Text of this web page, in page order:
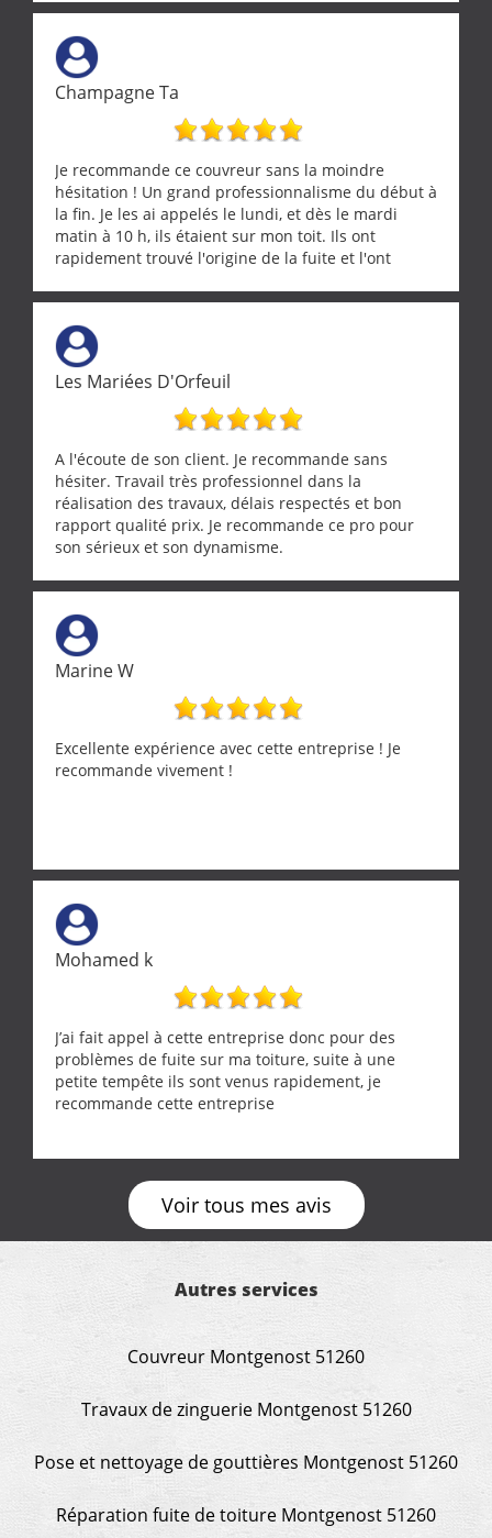
tourterelle et s’est ensuite patiemment occupé de
l’oiseau jusqu’à ce qu’il reprenne ses esprits et
puisse s’envoler. Après quoi il a procédé au
ramonage de notre insert avec dextérité et une
grande propreté, nous gratifiant également de
nombreux conseils concernant d’autres sujets. Un
entrepreneur comme on souhaite en rencontrer.
Encore un grand merci à lui.
Champagne Ta
Je recommande ce couvreur sans la moindre
hésitation ! Un grand professionnalisme du début à
la fin. Je les ai appelés le lundi, et dès le mardi
matin à 10 h, ils étaient sur mon toit. Ils ont
rapidement trouvé l'origine de la fuite et l'ont
Une équipe sérieuse, réactive et compétente. C'est
vraiment rassurant de pouvoir compter sur des
artisans aussi professionnels. Merci encore !
Les Mariées D'Orfeuil
A l'écoute de son client. Je recommande sans
hésiter. Travail très professionnel dans la
réalisation des travaux, délais respectés et bon
rapport qualité prix. Je recommande ce pro pour
son sérieux et son dynamisme.
Marine W
Excellente expérience avec cette entreprise ! Je
recommande vivement !
Mohamed k
J’ai fait appel à cette entreprise donc pour des
problèmes de fuite sur ma toiture, suite à une
petite tempête ils sont venus rapidement, je
recommande cette entreprise
Voir tous mes avis
Autres services
Couvreur Montgenost 51260
Travaux de zinguerie Montgenost 51260
Pose et nettoyage de gouttières Montgenost 51260
Réparation fuite de toiture Montgenost 51260